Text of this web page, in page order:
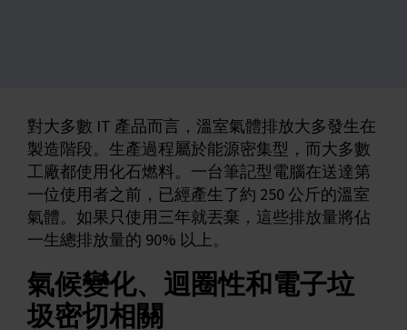
對大多數 IT 產品而言，溫室氣體排放大多發生在
製造階段。生產過程屬於能源密集型，而大多數
工廠都使用化石燃料。一台筆記型電腦在送達第
一位使用者之前，已經產生了約 250 公斤的溫室
氣體。如果只使用三年就丟棄，這些排放量將佔
一生總排放量的 90% 以上。
氣候變化、迴圈性和電子垃
圾密切相關